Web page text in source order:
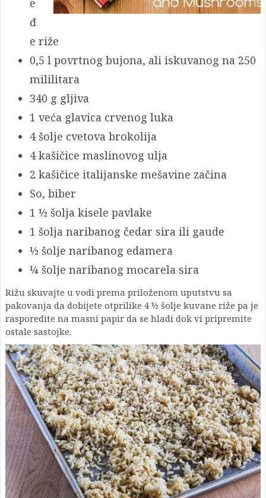
e
đ
e riže
0,5 l povrtnog bujona, ali iskuvanog na 250
mililitara
340 g gljiva
1 veća glavica crvenog luka
4 šolje cvetova brokolija
4 kašičice maslinovog ulja
2 kašičice italijanske mešavine začina
So, biber
1 ½ šolja kisele pavlake
1 šolja naribanog čedar sira ili gaude
½ šolje naribanog edamera
¼ šolje naribanog mocarela sira
Rižu skuvajte u vodi prema priloženom uputstvu sa
pakovanja da dobijete otprilike 4 ½ šolje kuvane riže pa je
rasporedite na masni papir da se hladi dok vi pripremite
ostale sastojke.